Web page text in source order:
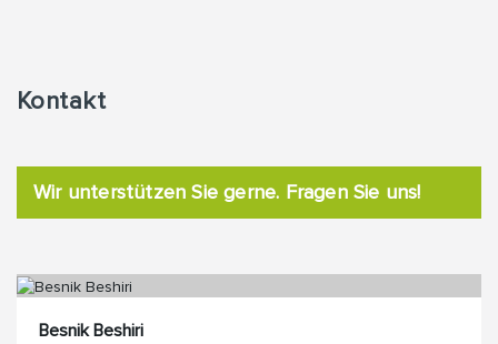
Kontakt
Wir unterstützen Sie gerne. Fragen Sie uns!
Besnik Beshiri